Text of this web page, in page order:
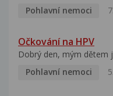
Pohlavní nemoci
Očkování na HPV
Dobrý den, mým dětem
Pohlavní nemoci